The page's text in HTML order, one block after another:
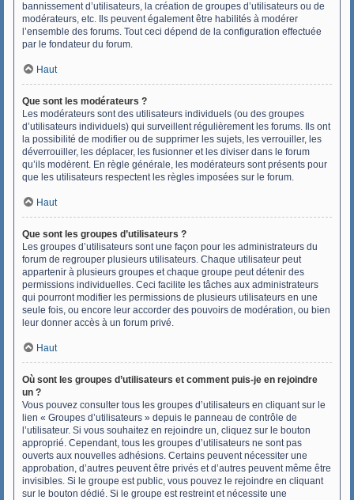
bannissement d’utilisateurs, la création de groupes d’utilisateurs ou de
modérateurs, etc. Ils peuvent également être habilités à modérer
l’ensemble des forums. Tout ceci dépend de la configuration effectuée
par le fondateur du forum.
Haut
Que sont les modérateurs ?
Les modérateurs sont des utilisateurs individuels (ou des groupes
d’utilisateurs individuels) qui surveillent régulièrement les forums. Ils ont
la possibilité de modifier ou de supprimer les sujets, les verrouiller, les
déverrouiller, les déplacer, les fusionner et les diviser dans le forum
qu’ils modèrent. En règle générale, les modérateurs sont présents pour
que les utilisateurs respectent les règles imposées sur le forum.
Haut
Que sont les groupes d’utilisateurs ?
Les groupes d’utilisateurs sont une façon pour les administrateurs du
forum de regrouper plusieurs utilisateurs. Chaque utilisateur peut
appartenir à plusieurs groupes et chaque groupe peut détenir des
permissions individuelles. Ceci facilite les tâches aux administrateurs
qui pourront modifier les permissions de plusieurs utilisateurs en une
seule fois, ou encore leur accorder des pouvoirs de modération, ou bien
leur donner accès à un forum privé.
Haut
Où sont les groupes d’utilisateurs et comment puis-je en rejoindre
un ?
Vous pouvez consulter tous les groupes d’utilisateurs en cliquant sur le
lien « Groupes d’utilisateurs » depuis le panneau de contrôle de
l’utilisateur. Si vous souhaitez en rejoindre un, cliquez sur le bouton
approprié. Cependant, tous les groupes d’utilisateurs ne sont pas
ouverts aux nouvelles adhésions. Certains peuvent nécessiter une
approbation, d’autres peuvent être privés et d’autres peuvent même être
invisibles. Si le groupe est public, vous pouvez le rejoindre en cliquant
sur le bouton dédié. Si le groupe est restreint et nécessite une